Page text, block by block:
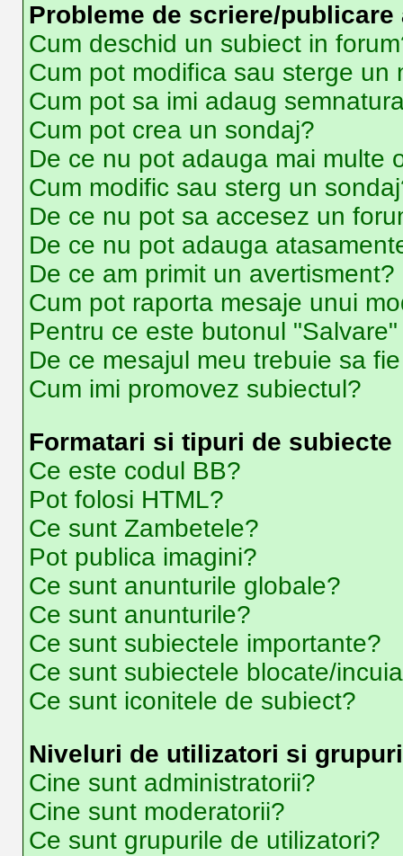
Probleme de scriere/publicare
Cum deschid un subiect in
Cum pot modifica sau sterge un
Cum pot sa imi adaug
Cum pot crea un sondaj?
De ce nu pot adauga mai multe
Cum modific sau sterg un
De ce nu pot sa accesez un
De ce nu pot adauga
De ce am primit un avertisment?
Cum pot raporta mesaje unui
Pentru ce este butonul
De ce mesajul meu trebuie sa
Cum imi promovez subiectul?
Formatari si tipuri de subiecte
Ce este codul BB?
Pot folosi HTML?
Ce sunt Zambetele?
Pot publica imagini?
Ce sunt anunturile globale?
Ce sunt anunturile?
Ce sunt subiectele importante?
Ce sunt subiectele blocate/
Ce sunt iconitele de subiect?
Niveluri de utilizatori si grupuri
Cine sunt administratorii?
Cine sunt moderatorii?
Ce sunt grupurile de utilizatori?